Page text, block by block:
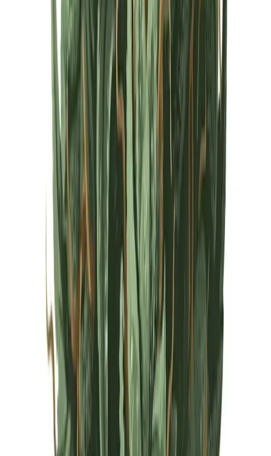
Cannabis Extrakte
Live Rosin